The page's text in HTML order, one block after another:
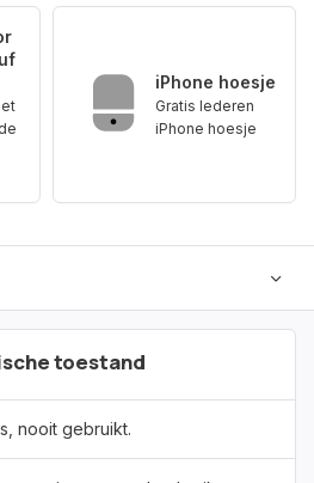
iPhone hoesje
Gratis lederen
iPhone hoesje
toestand
nooit gebruikt.